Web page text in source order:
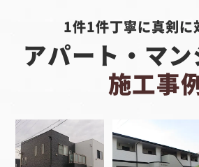
1件1件丁寧に真剣に
アパート・マ
施工事